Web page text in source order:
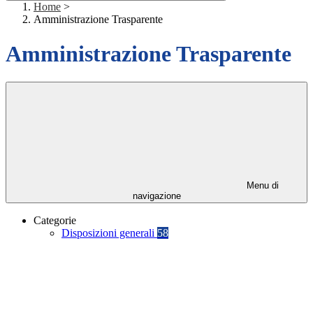
Home >
Amministrazione Trasparente
Amministrazione Trasparente
Menu di
navigazione
Categorie
Disposizioni generali 58